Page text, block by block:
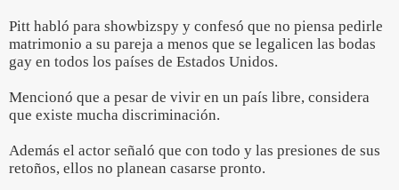
Pitt habló para showbizspy y confesó que no piensa pedirle
matrimonio a su pareja a menos que se legalicen las bodas
gay en todos los países de Estados Unidos.
Mencionó que a pesar de vivir en un país libre, considera
que existe mucha discriminación.
Además el actor señaló que con todo y las presiones de sus
retoños, ellos no planean casarse pronto.